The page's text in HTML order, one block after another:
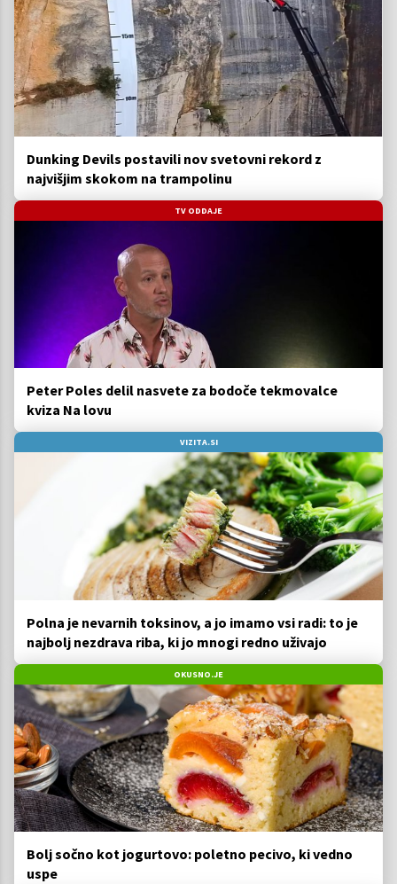
Dunking Devils postavili nov svetovni rekord z
najvišjim skokom na trampolinu
TV ODDAJE
Peter Poles delil nasvete za bodoče tekmovalce
kviza Na lovu
VIZITA.SI
Polna je nevarnih toksinov, a jo imamo vsi radi: to je
najbolj nezdrava riba, ki jo mnogi redno uživajo
OKUSNO.JE
Bolj sočno kot jogurtovo: poletno pecivo, ki vedno
uspe